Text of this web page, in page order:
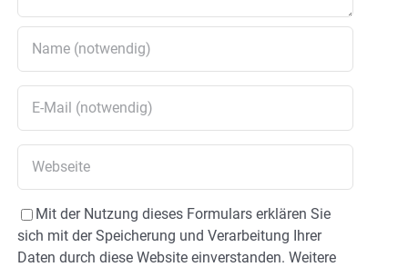
Mit der Nutzung dieses Formulars erklären Sie
sich mit der Speicherung und Verarbeitung Ihrer
Daten durch diese Website einverstanden. Weitere